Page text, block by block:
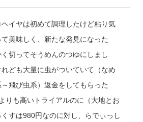
イヤは初めて調理したけど粘り気
美味しく、新たな発見になった
く切ってそうめんのつゆにしまし
れども大量に虫がついていて（なめ
～飛び虫系）返金をしてもらった
りも高いトライアルのに（大地とお
くすは980円なのに対し、らでぃっし